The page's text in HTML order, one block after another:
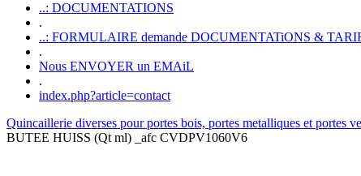
..: DOCUMENTATIONS
.
..: FORMULAIRE demande DOCUMENTATiONS &
.
Nous ENVOYER un EMAiL
.
index.php?article=contact
Quincaillerie diverses pour portes bois, portes metalliques et portes
BUTEE HUISS (Qt ml) _afc CVDPV1060V6